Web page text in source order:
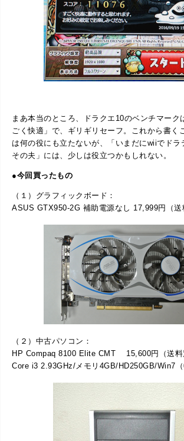
まあ本当のところ、ドラクエ10のベンチマーク
ごく快適」で、ギリギリセーフ。これから書く
は何の役にも立たないが、「いまだにwiiでドラ
その夫」には、少しは役立つかもしれない。
●今回買ったもの
（１）グラフィックボード：
ASUS GTX950-2G 補助電源なし 17,999円（送
（２）中古パソコン：
HP Compaq 8100 Elite CMT 15,600円（送料
Core i3 2.93GHz/メモリ4GB/HD250GB/Win7（